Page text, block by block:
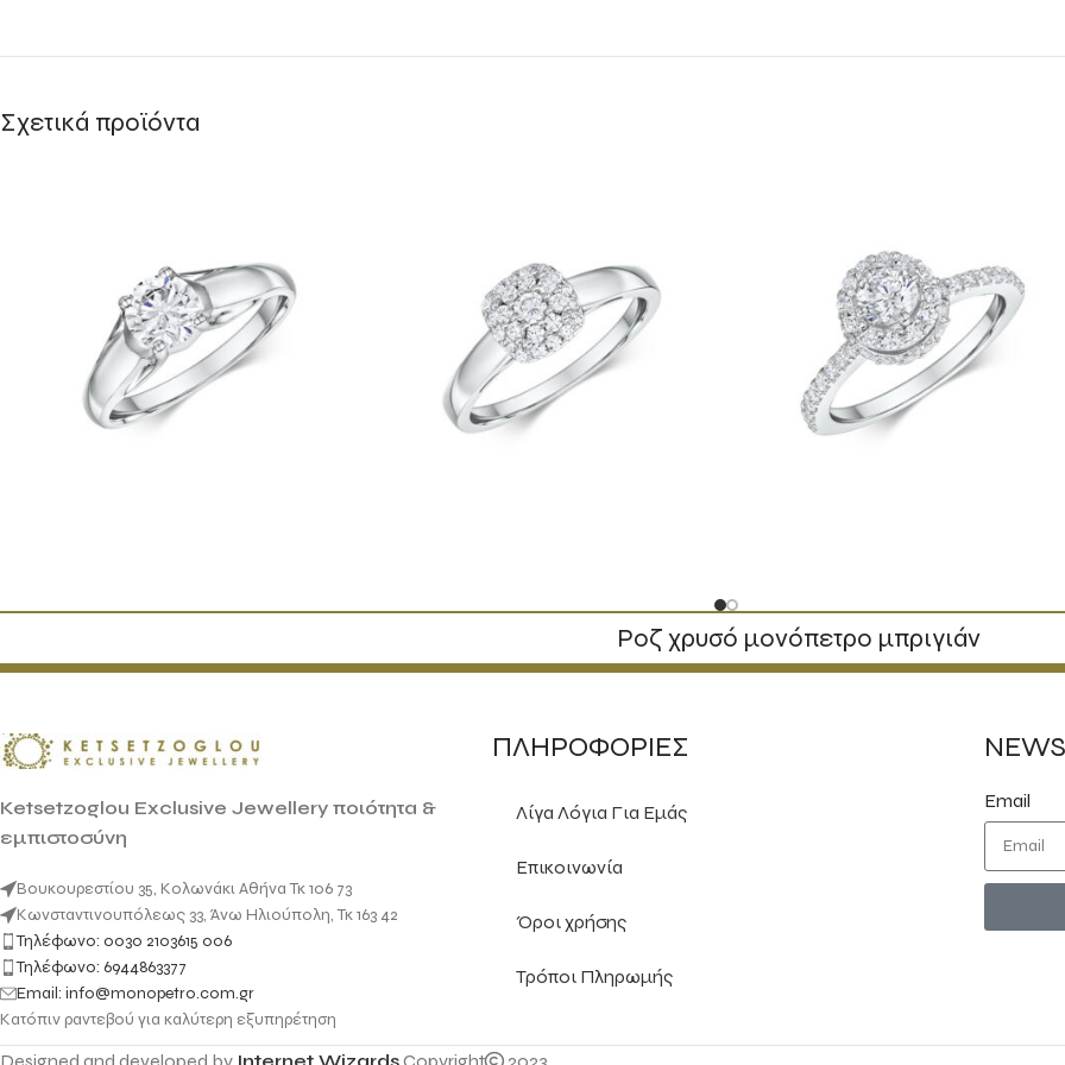
Σχετικά προϊόντα
Ροζ χρυσό μονόπετρο μπριγιάν
Ketsetzoglou Exclusive Jewellery ποιότητα &
εμπιστοσύνη
Βουκουρεστίου 35, Κολωνάκι Αθήνα Τκ 106 73
Κωνσταντινουπόλεως 33, Άνω Ηλιούπολη, Τκ 163 42
Τηλέφωνο: 0030 2103615 006
Τηλέφωνο: 6944863377
Email: info@monopetro.com.gr
Κατόπιν ραντεβού για καλύτερη εξυπηρέτηση
ΠΛΗΡΟΦΟΡΙΕΣ
Λίγα Λόγια Για Εμάς
Επικοινωνία
Όροι χρήσης
Τρόποι Πληρωμής
Email
Designed and developed by Internet WizardsCopyright 2023